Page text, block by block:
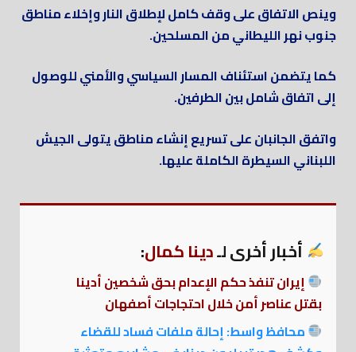
وينص الاتفاق على وقف كامل لإطلاق النار وإخلاء مناطق
جنوب نهر الليطاني من المسلحين.
كما يتضمن استئناف المسار السياسي والأمني للوصول
إلى اتفاق شامل بين الطرفين.
واتفق الجانبان على تسريع إنشاء مناطق يتولى الجيش
اللبناني السيطرة الكاملة عليها.
أخبار أخرى لـدينا كمال:
إيران تنفذ حكم الإعدام بحق شخصين أدينا
بقتل عناصر أمن خلال احتجاجات أصفهان
محافظ واسط: إحالة ملفات فساد للقضاء